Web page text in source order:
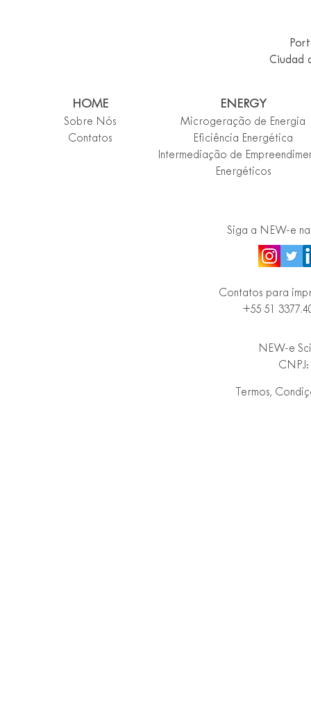
Ciudad
HOME
Sobre Nós
Contatos
ENERGY
Microgeração de Energia
Eficiência Energética
Intermediação de
Energéticos
Siga a NEW-e
Contatos para
+55 51
N EW-e
CNPJ:
Termos,